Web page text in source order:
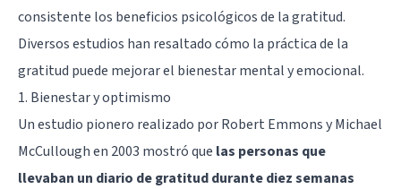
consistente los beneficios psicológicos de la gratitud.
Diversos estudios han resaltado cómo la práctica de la
gratitud puede mejorar el bienestar mental y emocional.
1. Bienestar y optimismo
Un estudio pionero realizado por Robert Emmons y Michael
McCullough en 2003 mostró que las personas que
llevaban un diario de gratitud durante diez semanas